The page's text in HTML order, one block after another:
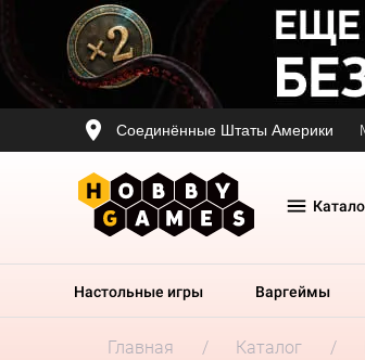
Соединённые Штаты Америки
Настольные игры Варгеймы
Главная Каталог